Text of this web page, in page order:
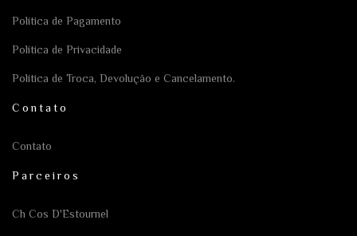
Política de Pagamento
Política de Privacidade
Política de Troca, Devolução e Cancelamento.
Contato
Contato
Parceiros
Ch Cos D'Estournel